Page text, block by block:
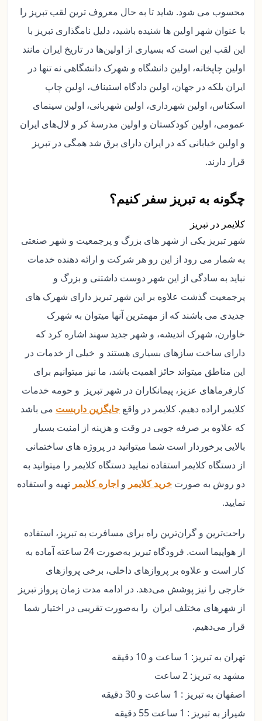
محسوب می شود. شاید تا به حال معروف ترین لقب تبریز را
با عنوان شهر اولین ها شنیده باشید، دلیل نامگذاری تبریز با
این لقب این است که بسیاری از اولین‌ها در تاریخ ایران مانند
اولین چاپخانه، اولین دانشگاه و شهرک دانشگاهی نه تنها در
ایران بلکه در جهان، اولین دادگاه استیناف، اولین چاپ
اسکناس، اولین شهرداری، اولین شهربانی، اولین سینمای
عمومی، اولین کودکستان و اولین مدرسهٔ کر و لال‌های ایران
و اولین خیابانی که در ایران دارای برق شد همگی در تبریز
قرار دارند.
چگونه به تبریز سفر کنیم؟
کلایمر در تبریز
شهر تبریز یکی از شهر های بزرگ و پرجمعیت و شهر صنعتی
به شمار می رود از این رو هر شرکت و ارائه دهنده خدمات
نباید به سادگی از این شهر دوست داشتنی و بزرگ و
پرجمعیت گذشت علاوه بر این شهر تبریز دارای شهرک های
جدیدی می باشند که از مهمترین آنها میتوان به شهرک
خاوارن، شهرک اندیشه، و شهر جدید سهند اشاره کرد که
دارای ساخت سازهای بسیاری هستند و خیلی از خدمات در
این مناطق میتواند حائز اهمیت باشد، ما نیز میتوانیم برای
کارفرماهای عزیز، پیمانکاران در شهر تبریز و حومه خدمات
کلایمر اراده دهیم. کلایمر در واقع جایگزین داربست می باشد
که علاوه بر صرفه جویی در وقت و هزینه از امنیت بسیار
بالایی برخوردار است شما میتوانید در پروژه های ساختمانی
از دستگاه کلایمر استفاده نمایید دستگاه کلایمر را میتوانید به
دو روش به صورت خرید کلایمر و اجاره کلایمر تهیه و استفاده
نمایید.
راحت‌ترین و گران‌ترین راه برای مسافرت به تبریز، استفاده
از هواپیما است. فرودگاه تبریز به‌صورت 24 ساعته آماده به
کار است و علاوه بر پروازهای داخلی، برخی پروازهای
خارجی را نیز پوشش می‌دهد. در ادامه مدت زمان پرواز تبریز
از شهرهای مختلف ایران را به‌صورت تقریبی در اختیار شما
قرار می‌دهیم.
تهران به تبریز: 1 ساعت و 10 دقیقه
مشهد به تبریز: 2 ساعت
اصفهان به تبریز : 1 ساعت و 30 دقیقه
شیراز به تبریز : 1 ساعت 55 دقیقه